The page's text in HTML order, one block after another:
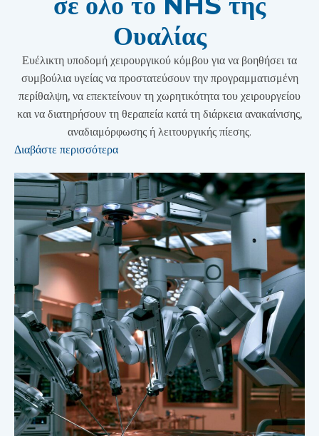
Ουαλίας
Ευέλικτη υποδομή χειρουργικού κόμβου για να βοηθήσει τα
συμβούλια υγείας να προστατεύσουν την προγραμματισμένη
περίθαλψη, να επεκτείνουν τη χωρητικότητα του χειρουργείου
και να διατηρήσουν τη θεραπεία κατά τη διάρκεια ανακαίνισης,
αναδιαμόρφωσης ή λειτουργικής πίεσης.
Διαβάστε περισσότερα